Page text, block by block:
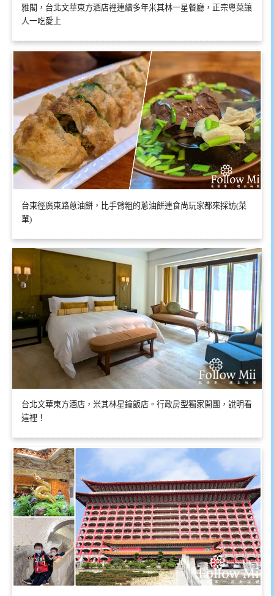
雅閣，台北文華東方酒店裡連續多年米其林一星餐廳，正宗粵菜讓
人一吃愛上
台東徑廣東路蔥油餅，比手臂粗的蔥油餅連食尚玩家都來採訪(菜
單)
台北文華東方酒店，米其林星鑰飯店。行政房型獨家開團，說明看
這裡！